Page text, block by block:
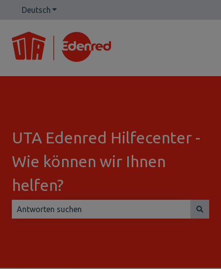
Deutsch Untermenü für Übersetzungen anzeigen
UTA Edenred Hilfecenter -
Wie können wir Ihnen
helfen?